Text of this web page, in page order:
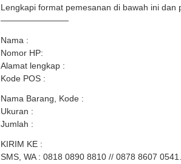
Lengkapi format pemesanan di bawah ini dan
————————
Nama :
Nomor HP:
Alamat lengkap :
Kode POS :
Nama Barang, Kode :
Ukuran :
Jumlah :
KIRIM KE :
SMS, WA : 0818 0890 8810 // 0878 8607 0541.